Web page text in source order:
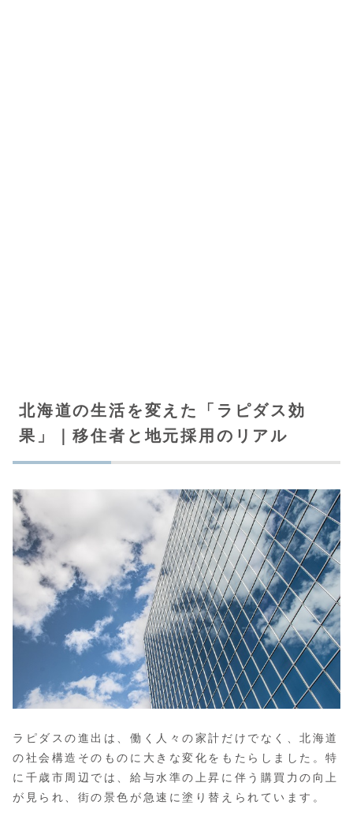
北海道の生活を変えた「ラピダス効
果」｜移住者と地元採用のリアル
ラピダスの進出は、働く人々の家計だけでなく、北海道
の社会構造そのものに大きな変化をもたらしました。特
に千歳市周辺では、給与水準の上昇に伴う購買力の向上
が見られ、街の景色が急速に塗り替えられています。